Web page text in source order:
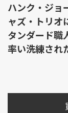
ハンク・ジョ
ャズ・トリオ
タンダード職
率い洗練され